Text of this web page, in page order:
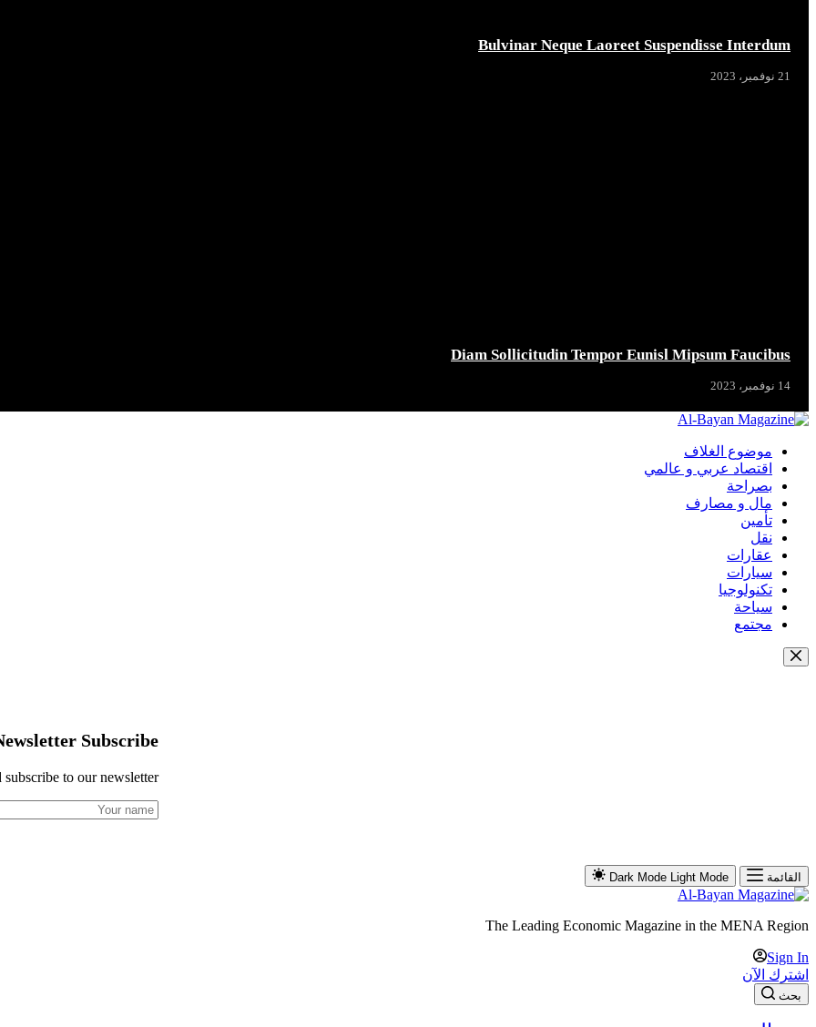
Bulvinar Neque Laoreet Suspendisse Interdum
21 نوفمبر، 2023
Diam Sollicitudin Tempor Eunisl Mipsum Faucibus
14 نوفمبر، 2023
موضوع الغلاف
اقتصاد عربي و عالمي
بصراحة
مال و مصارف
تأمين
نقل
عقارات
سيارات
تكنولوجيا
سياحة
مجتمع
Subscribe
to our newsletter
القائمة Dark Mode Light Mode
The Leading Economic Magazine in the MENA Region
Sign In
اشترك الآن
بحث